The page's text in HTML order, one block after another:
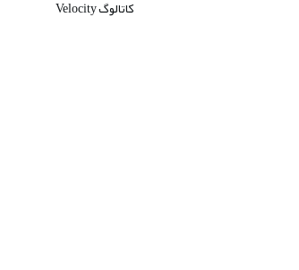
کاتالوگ Velocity